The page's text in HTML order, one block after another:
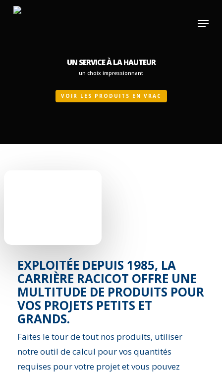
Skip
Menu
UN SERVICE À LA HAUTEUR
un choix impressionnant
VOIR LES PRODUITS EN VRAC
EXPLOITÉE DEPUIS 1985, LA
CARRIÈRE RACICOT OFFRE UNE
MULTITUDE DE PRODUITS POUR
VOS PROJETS PETITS ET
GRANDS.
Faites le tour de tout nos produits, utiliser
notre outil de calcul pour vos quantités
requises pour votre projet et vous pouvez